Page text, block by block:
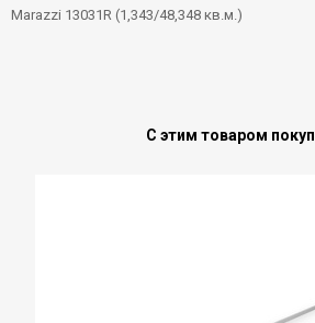
Marazzi 13031R (1,343/48,348 кв.м.)
С этим товаром